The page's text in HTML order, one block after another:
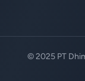
© 2025 PT